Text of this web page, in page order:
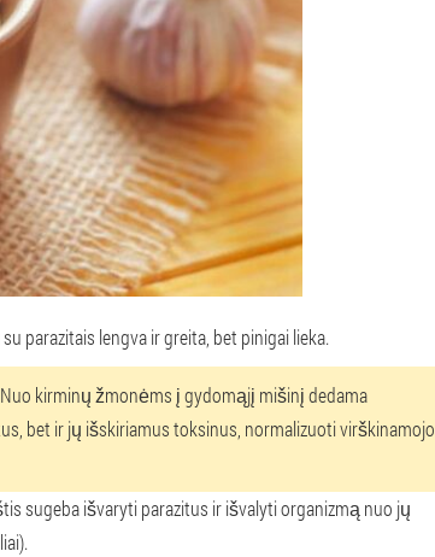
parazitais lengva ir greita, bet pinigai lieka.
kirminų žmonėms į gydomąjį mišinį dedama
bet ir jų išskiriamus toksinus, normalizuoti virškinamojo
sugeba išvaryti parazitus ir išvalyti organizmą nuo jų